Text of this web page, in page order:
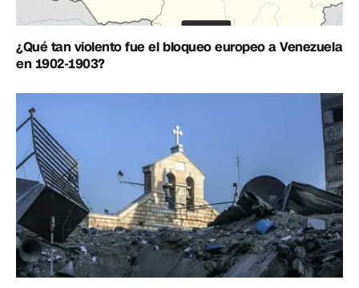
¿Qué tan violento fue el bloqueo europeo a Venezuela
en 1902-1903?